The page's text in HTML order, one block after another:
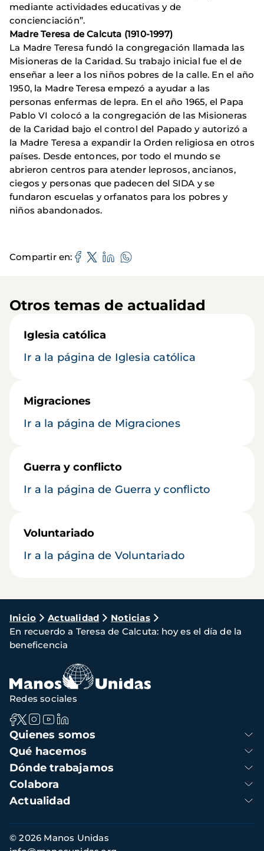
mediante actividades educativas y de
concienciación”.
Madre Teresa de Calcuta (1910-1997)
La Madre Teresa fundó la congregación llamada las
Misioneras de la Caridad. Su trabajo inicial fue el de
enseñar a leer a los niños pobres de la calle. En el año
1950, la Madre Teresa empezó a ayudar a las
personas enfermas de lepra. En el año 1965, el Papa
Pablo VI colocó a la congregación de las Misioneras
de la Caridad bajo el control del Papado y autorizó a
la Madre Teresa a expandir la Orden religiosa en otros
países. Desde entonces, por todo el mundo se
abrieron centros para atender leprosos, ancianos,
ciegos y personas que padecen del SIDA y se
fundaron escuelas y orfanatos para los pobres y
niños abandonados.
Compartir en
Otros temas de actualidad
Iglesia católica
Ir a la página de Iglesia católica
Migraciones
Ir a la página de Migraciones
Guerra y conflicto
Ir a la página de Guerra y conflicto
Voluntariado
Ir a la página de Voluntariado
Ruta
de
navegación
Inicio Actualidad
Noticias
En recuerdo a Teresa de Calcuta: hoy es el día de la
beneficencia
Navegación
principal
Quienes somos
Qué hacemos
Dónde trabajamos
Colabora
Actualidad
Redes sociales
Información
de
© 2026 Manos Unidas